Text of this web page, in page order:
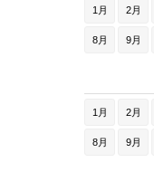
1月 2月
8月 9月
1月 2月
8月 9月